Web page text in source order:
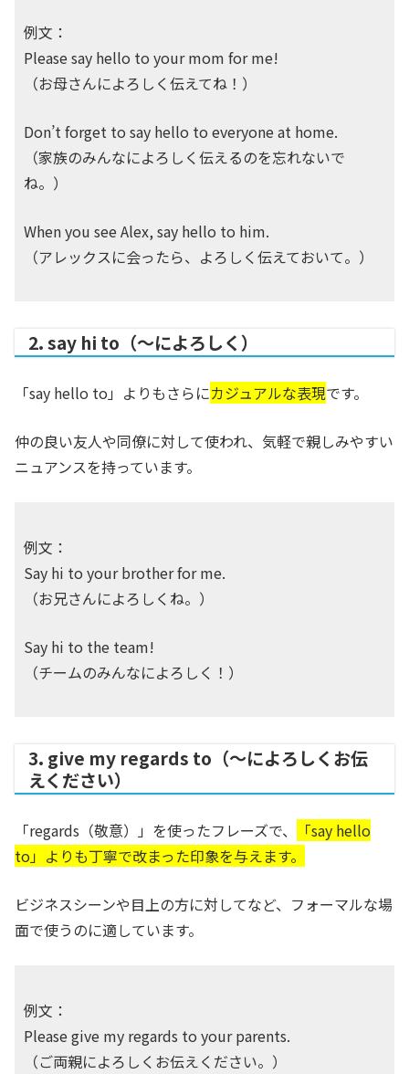
例文：
Please say hello to your mom for me!
（お母さんによろしく伝えてね！）
Don’t forget to say hello to everyone at home.
（家族のみんなによろしく伝えるのを忘れないで
ね。）
When you see Alex, say hello to him.
（アレックスに会ったら、よろしく伝えておいて。）
2. say hi to（～によろしく）
「say hello to」よりもさらにカジュアルな表現です。
仲の良い友人や同僚に対して使われ、気軽で親しみやすい
ニュアンスを持っています。
例文：
Say hi to your brother for me.
（お兄さんによろしくね。）
Say hi to the team!
（チームのみんなによろしく！）
3. give my regards to（～によろしくお伝
えください）
「regards（敬意）」を使ったフレーズで、
「say hello
to」よりも丁寧で改まった印象を与えます。
ビジネスシーンや目上の方に対してなど、フォーマルな場
面で使うのに適しています。
例文：
Please give my regards to your parents.
（ご両親によろしくお伝えください。）